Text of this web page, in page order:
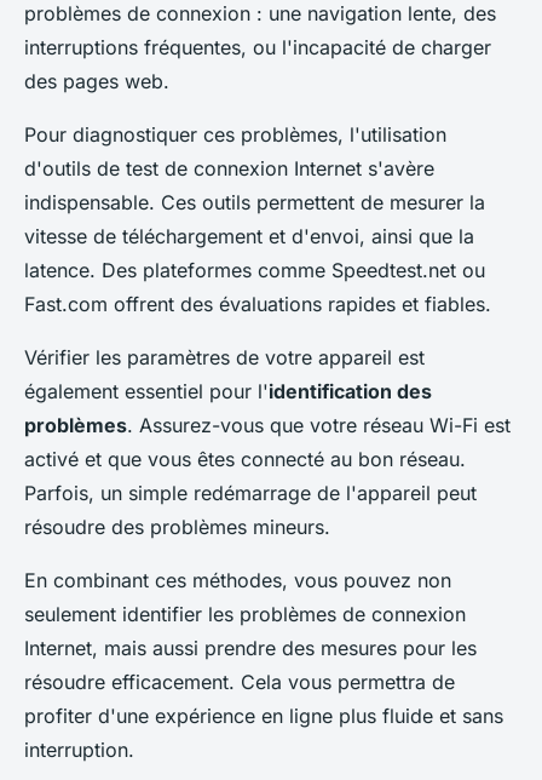
problèmes de connexion : une navigation lente, des
interruptions fréquentes, ou l'incapacité de charger
des pages web.
Pour diagnostiquer ces problèmes, l'utilisation
d'outils de test de connexion Internet s'avère
indispensable. Ces outils permettent de mesurer la
vitesse de téléchargement et d'envoi, ainsi que la
latence. Des plateformes comme Speedtest.net ou
Fast.com offrent des évaluations rapides et fiables.
Vérifier les paramètres de votre appareil est
également essentiel pour l'identification des
problèmes. Assurez-vous que votre réseau Wi-Fi est
activé et que vous êtes connecté au bon réseau.
Parfois, un simple redémarrage de l'appareil peut
résoudre des problèmes mineurs.
En combinant ces méthodes, vous pouvez non
seulement identifier les problèmes de connexion
Internet, mais aussi prendre des mesures pour les
résoudre efficacement. Cela vous permettra de
profiter d'une expérience en ligne plus fluide et sans
interruption.